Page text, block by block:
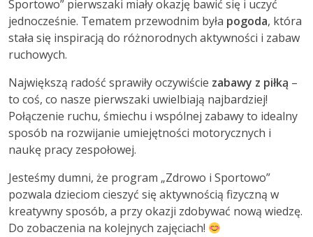
Sportowo” pierwszaki miały okazję bawić się i uczyć
jednocześnie. Tematem przewodnim była pogoda, która
stała się inspiracją do różnorodnych aktywności i zabaw
ruchowych.
Największą radość sprawiły oczywiście zabawy z piłką –
to coś, co nasze pierwszaki uwielbiają najbardziej!
Połączenie ruchu, śmiechu i wspólnej zabawy to idealny
sposób na rozwijanie umiejętności motorycznych i
naukę pracy zespołowej.
Jesteśmy dumni, że program „Zdrowo i Sportowo”
pozwala dzieciom cieszyć się aktywnością fizyczną w
kreatywny sposób, a przy okazji zdobywać nową wiedzę.
Do zobaczenia na kolejnych zajęciach!